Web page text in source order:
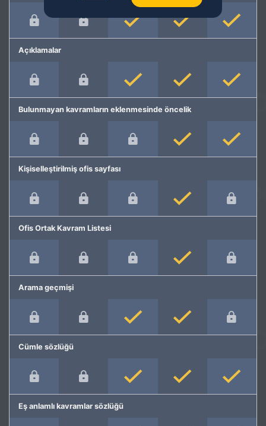
Açıklamalar
Bulunmayan kavramların eklenmesinde öncelik
Kişiselleştirilmiş ofis sayfası
Ofis Ortak Kavram Listesi
Arama geçmişi
Cümle sözlüğü
Eş anlamlı kavramlar sözlüğü